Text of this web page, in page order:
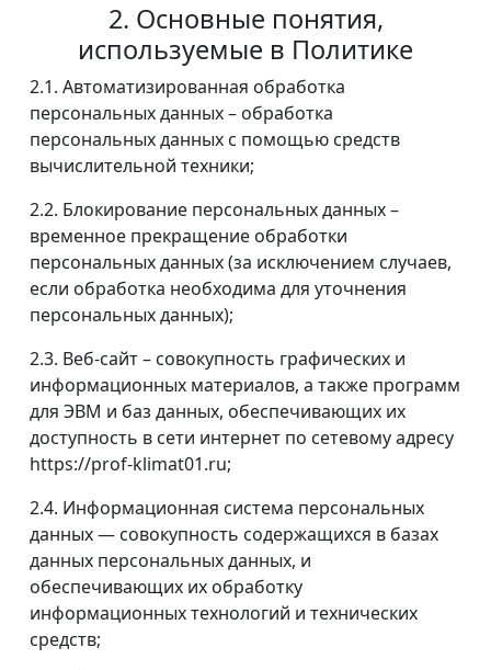
2. Основные понятия,
используемые в Политике
2.1. Автоматизированная обработка
персональных данных – обработка
персональных данных с помощью средств
вычислительной техники;
2.2. Блокирование персональных данных –
временное прекращение обработки
персональных данных (за исключением случаев,
если обработка необходима для уточнения
персональных данных);
2.3. Веб-сайт – совокупность графических и
информационных материалов, а также программ
для ЭВМ и баз данных, обеспечивающих их
доступность в сети интернет по сетевому адресу
https://prof-klimat01.ru;
2.4. Информационная система персональных
данных — совокупность содержащихся в базах
данных персональных данных, и
обеспечивающих их обработку
информационных технологий и технических
средств;